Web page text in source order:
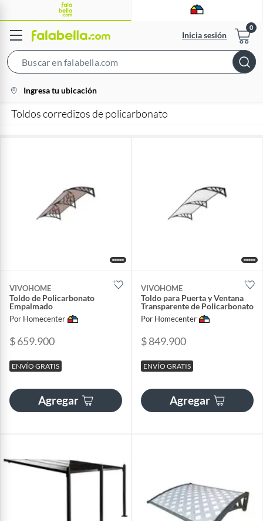
Inicia sesión
Bar
location-
icon
Ingresa tu ubicación
Toldos corredizos de policarbonato
VIVOHOME
Toldo de Policarbonato
Empalmado
Por Homecenter
$ 659.900
ENVÍO GRATIS
Agregar
VIVOHOME
Toldo para Puerta y Ventana
Transparente de Policarbonato
Por Homecenter
$ 849.900
ENVÍO GRATIS
Agregar